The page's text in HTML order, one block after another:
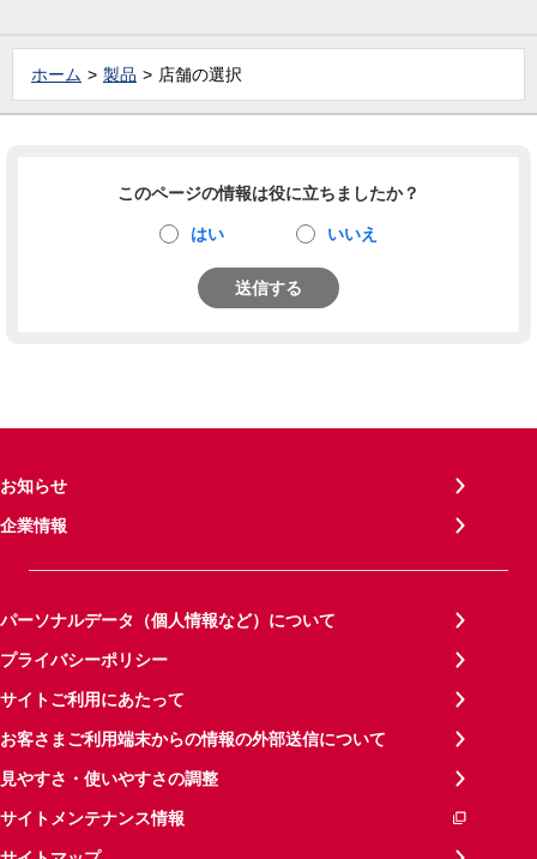
ホーム 製品 店舗の選択
このページの情報は役に立ちましたか？
はい いいえ
送信する
お知らせ
企業情報
パーソナルデータ（個人情報など）について
プライバシーポリシー
サイトご利用にあたって
お客さまご利用端末からの情報の外部送信について
見やすさ・使いやすさの調整
サイトメンテナンス情報